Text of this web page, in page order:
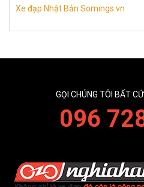
Xe đạp Nhật Bản Somings.vn
GỌI CHÚNG TÔI BẤT
096